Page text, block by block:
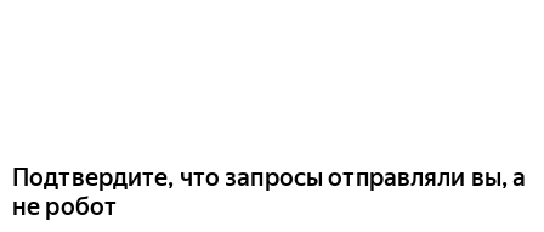
Подтвердите, что запросы отправляли вы, а
не робот